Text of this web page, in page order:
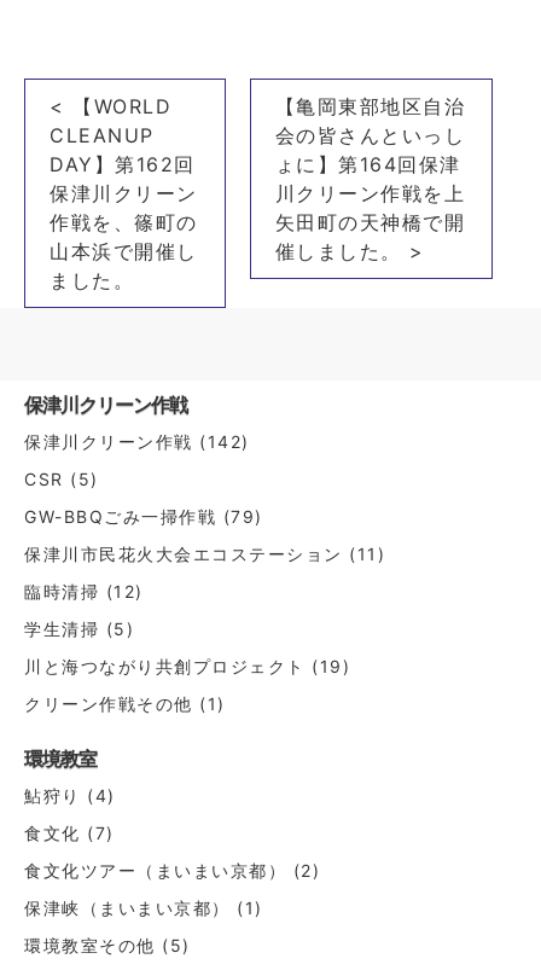
シ
< 【WORLD
CLEANUP
DAY】第162回
保津川クリーン
作戦を、篠町の
山本浜で開催し
ました。
【亀岡東部地区自治
会の皆さんといっし
ょに】第164回保津
川クリーン作戦を上
矢田町の天神橋で開
催しました。 >
保津川クリーン作戦
保津川クリーン作戦 (142)
CSR (5)
GW-BBQごみ一掃作戦 (79)
保津川市民花火大会エコステーション (11)
臨時清掃 (12)
学生清掃 (5)
川と海つながり共創プロジェクト
(19)
クリーン作戦その他 (1)
環境教室
鮎狩り
(4)
食文化 (7)
食文化ツアー（まいまい京都）
(2)
保津峡（まいまい京都）
(1)
環境教室その他 (5)